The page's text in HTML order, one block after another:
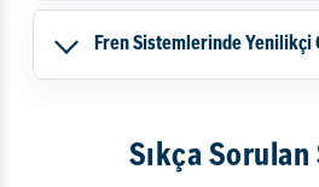
Fren Sistemlerinde Yenilikçi
Sıkça